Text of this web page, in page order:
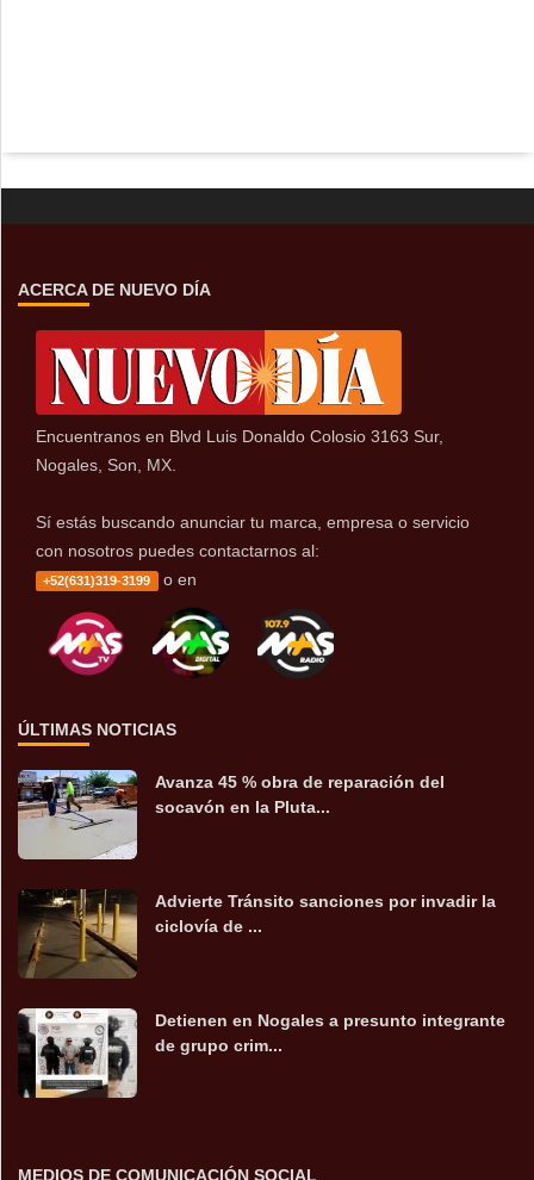
ACERCA DE NUEVO DÍA
Encuentranos en Blvd Luis Donaldo Colosio 3163 Sur,
Nogales, Son, MX.
Sí estás buscando anunciar tu marca, empresa o servicio
con nosotros puedes contactarnos al:
+52(631)319-3199 o en
ÚLTIMAS NOTICIAS
Avanza 45 % obra de reparación del
socavón en la Pluta...
Advierte Tránsito sanciones por invadir la
ciclovía de ...
Detienen en Nogales a presunto integrante
de grupo crim...
MEDIOS DE COMUNICACIÓN SOCIAL